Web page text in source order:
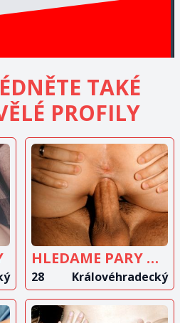
TAKÉ
PROFILY
ZOBRAZIT
INZERÁT
HLEDAME PARY NA VYMENU
28 Královéhradecký